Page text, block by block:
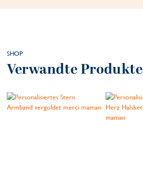
SHOP
Verwandte Produkte